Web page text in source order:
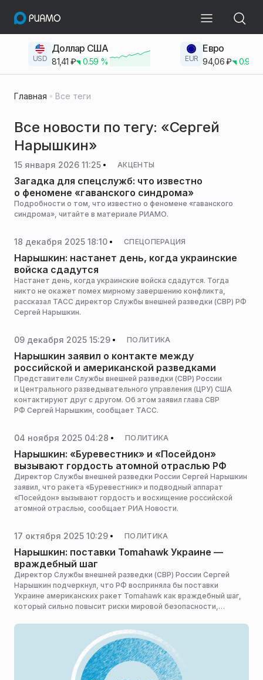
USD
Доллар США
81,41 ₽ 0.59 % EUR
Евро
94,06₽ 0.93
Главная Все теги
Все новости по тегу: «Сергей
Нарышкин»
15 января 2026 11:25 АКЦЕНТЫ
Загадка для спецслужб: что известно
о феномене «гаванского синдрома»
Подробности о том, что известно о феномене «гаванского
синдрома», читайте в материале РИАМО.
18 декабря 2025 18:10 СПЕЦОПЕРАЦИЯ
Нарышкин: настанет день, когда украинские
войска сдадутся
Настанет день, когда украинские войска сдадутся. Тогда
никто не окажет помех мирному завершению конфликта,
рассказал ТАСС директор Службы внешней разведки (СВР) РФ
Сергей Нарышкин.
09 декабря 2025 15:29 ПОЛИТИКА
Нарышкин заявил о контакте между
российской и американской разведками
Представители Службы внешней разведки (СВР) России
и Центрального разведывательного управления (ЦРУ) США
контактируют друг с другом. Об этом заявил глава СВР
РФ Сергей Нарышкин, сообщает ТАСС.
04 ноября 2025 04:28 ПОЛИТИКА
Нарышкин: «Буревестник» и «Посейдон»
вызывают гордость атомной отраслью РФ
Директор Службы внешней разведки России Сергей Нарышкин
заявил, что ракета «Буревестник» и подводный аппарат
«Посейдон» вызывают гордость и восхищение российской
атомной отраслью, сообщает РИА Новости.
17 октября 2025 10:29 ПОЛИТИКА
Нарышкин: поставки Tomahawk Украине —
враждебный шаг
Директор Службы внешней разведки (СВР) России Сергей
Нарышкин подчеркнул, что РФ восприняла бы поставки
Украине американских ракет Tomahawk как враждебный шаг,
который сильно повысит риски мировой безопасности,